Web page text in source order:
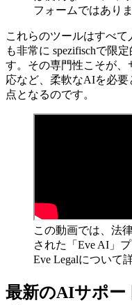
フォームではありま
これらのツールはすべ
も非常に spezifischで限
す。その専門性こそが
応など、柔軟なAIを必
点となるのです。
この動画では、法
された「Eve AI」
Eve Legalについて
最新のAIサポー